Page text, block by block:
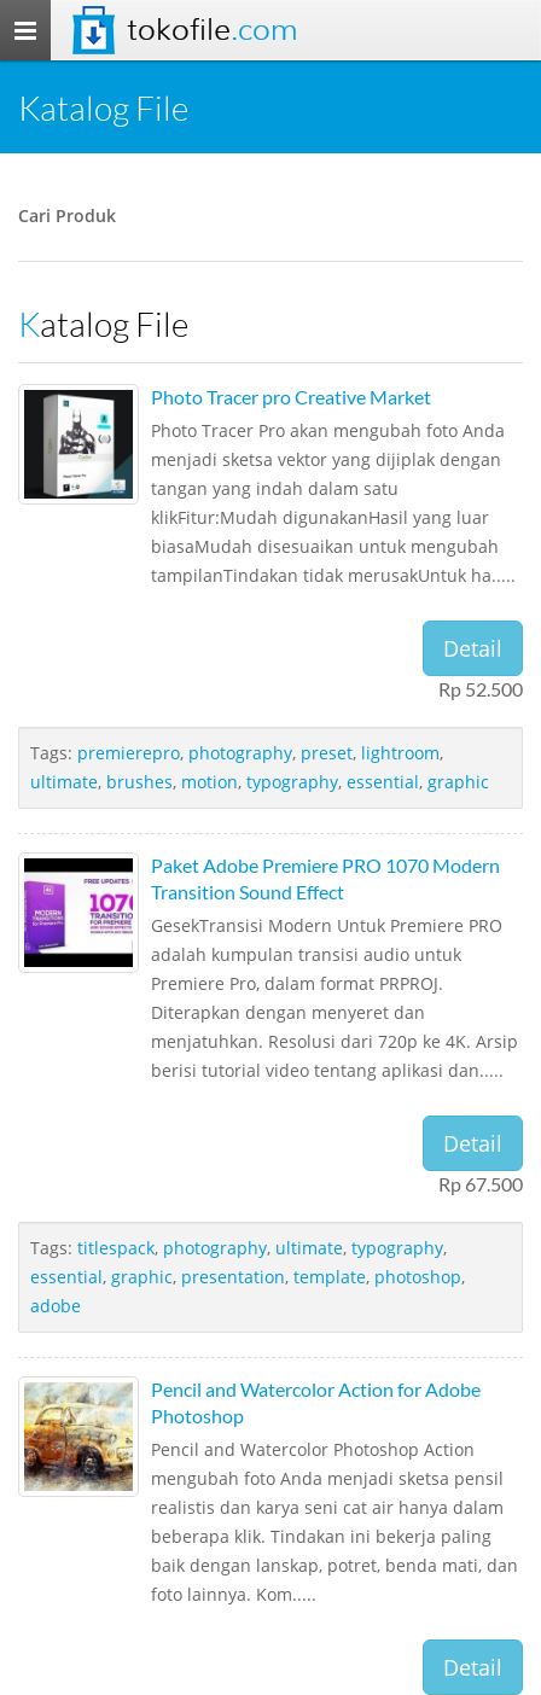
Toggle
navigation
tokofile.com
Katalog File
Cari Produk
Katalog File
Photo Tracer pro Creative Market
Photo Tracer Pro akan mengubah foto Anda
menjadi sketsa vektor yang dijiplak dengan
tangan yang indah dalam satu
klikFitur:Mudah digunakanHasil yang luar
biasaMudah disesuaikan untuk mengubah
tampilanTindakan tidak merusakUntuk ha.....
Detail
Rp 52.500
Tags: premierepro, photography, preset, lightroom,
ultimate, brushes, motion, typography, essential, graphic
Paket Adobe Premiere PRO 1070 Modern
Transition Sound Effect
GesekTransisi Modern Untuk Premiere PRO
adalah kumpulan transisi audio untuk
Premiere Pro, dalam format PRPROJ.
Diterapkan dengan menyeret dan
menjatuhkan. Resolusi dari 720p ke 4K. Arsip
berisi tutorial video tentang aplikasi dan.....
Detail
Rp 67.500
Tags: titlespack, photography, ultimate, typography,
essential, graphic, presentation, template, photoshop,
adobe
Pencil and Watercolor Action for Adobe
Photoshop
Pencil and Watercolor Photoshop Action
mengubah foto Anda menjadi sketsa pensil
realistis dan karya seni cat air hanya dalam
beberapa klik. Tindakan ini bekerja paling
baik dengan lanskap, potret, benda mati, dan
foto lainnya. Kom.....
Detail